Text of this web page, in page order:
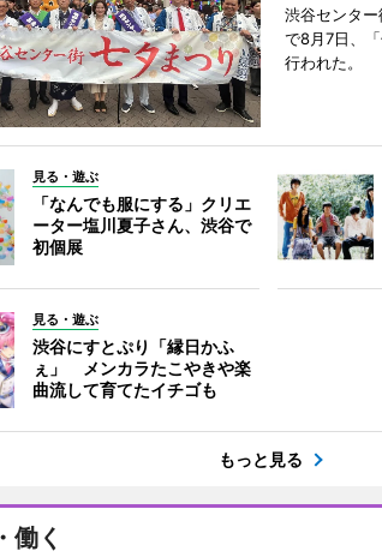
渋谷センタ
で8月7日、
行われた。
見る・遊ぶ
「なんでも服にする」クリエ
ーター塩川夏子さん、渋谷で
初個展
見る・遊ぶ
渋谷にすとぷり「縁日かふ
ぇ」 メンカラたこやきや楽
曲流して育てたイチゴも
もっと見る
働く